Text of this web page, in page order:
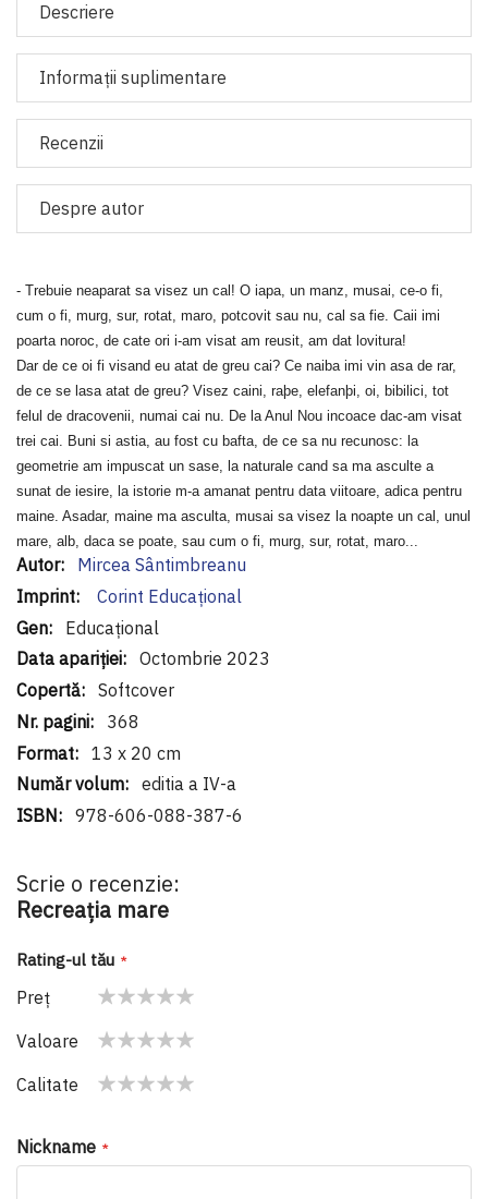
Descriere
Informaţii suplimentare
Recenzii
Despre autor
- Trebuie neaparat sa visez un cal! O iapa, un manz, musai, ce-o fi,
cum o fi, murg, sur, rotat, maro, potcovit sau nu, cal sa fie. Caii imi
poarta noroc, de cate ori i-am visat am reusit, am dat lovitura!
Dar de ce oi fi visand eu atat de greu cai? Ce naiba imi vin asa de rar,
de ce se lasa atat de greu? Visez caini, raþe, elefanþi, oi, bibilici, tot
felul de dracovenii, numai cai nu. De la Anul Nou incoace dac-am visat
trei cai. Buni si astia, au fost cu bafta, de ce sa nu recunosc: la
geometrie am impuscat un sase, la naturale cand sa ma asculte a
sunat de iesire, la istorie m-a amanat pentru data viitoare, adica pentru
maine. Asadar, maine ma asculta, musai sa visez la noapte un cal, unul
mare, alb, daca se poate, sau cum o fi, murg, sur, rotat, maro...
Informaţii
suplimentare
Mircea Sântimbreanu
Corint Educaţional
Educațional
Octombrie 2023
Softcover
368
13 x 20 cm
editia a IV-a
978-606-088-387-6
Scrie o recenzie:
Recreația mare
Rating-ul tău
Preţ
star
stars
stars
stars
stars
Valoare
star
stars
stars
stars
stars
Calitate
Nickname